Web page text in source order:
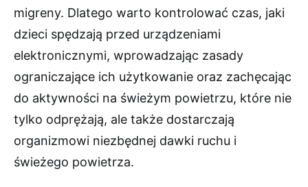
migreny. Dlatego warto kontrolować czas, jaki
dzieci spędzają przed urządzeniami
elektronicznymi, wprowadzając zasady
ograniczające ich użytkowanie oraz zachęcając
do aktywności na świeżym powietrzu, które nie
tylko odprężają, ale także dostarczają
organizmowi niezbędnej dawki ruchu i
świeżego powietrza.